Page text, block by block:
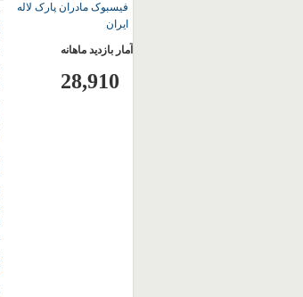
فیسبوک مادران پارک لاله
ایران
آمار بازدید ماهانه
28,910